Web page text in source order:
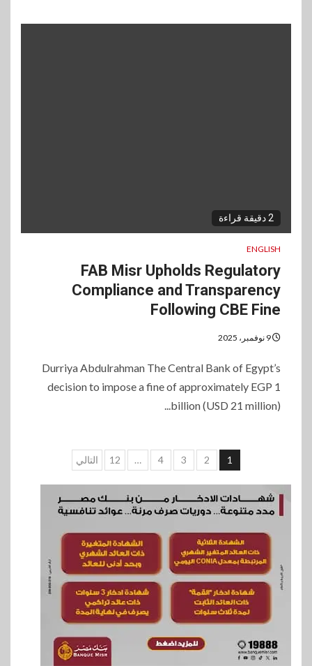
2 دقيقة قراءة
ENGLISH
FAB Misr Upholds Regulatory
Compliance and Transparency
Following CBE Fine
Durriya Abdulrahman The Central Bank of Egypt’s
decision to impose a fine of approximately EGP 1
billion (USD 21 million)...
تعدد
صفحات
المقالات
1
2
3
4
…
12 التالي